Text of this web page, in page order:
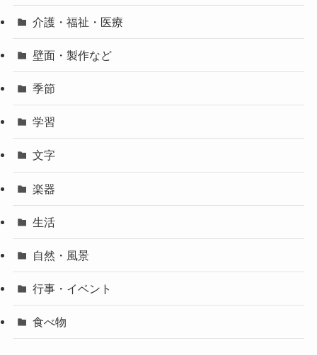
介護・福祉・医療
壁面・製作など
季節
学習
文字
楽器
生活
自然・風景
行事・イベント
食べ物